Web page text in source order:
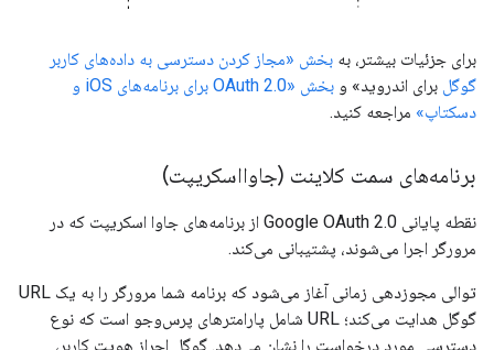
برای جزئیات بیشتر، به بخش «مجاز کردن دسترسی به داده‌های کاربر
گوگل برای اندروید» و
بخش «OAuth 2.0 برای برنامه‌های iOS و
دسکتاپ» مراجعه کنید.
برنامه‌های سمت کلاینت (جاوااسکریپت)
نقطه پایانی Google OAuth 2.0 از برنامه‌های جاوا اسکریپت که در
مرورگر اجرا می‌شوند، پشتیبانی می‌کند.
توالی مجوزدهی زمانی آغاز می‌شود که برنامه شما مرورگر را به یک URL
گوگل هدایت می‌کند؛ URL شامل پارامترهای پرس‌وجو است که نوع
دسترسی مورد درخواست را نشان می‌دهد. گوگل احراز هویت کاربر،